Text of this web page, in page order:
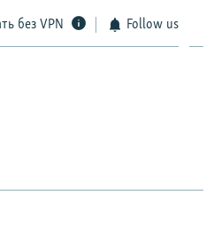
без VPN Follow us